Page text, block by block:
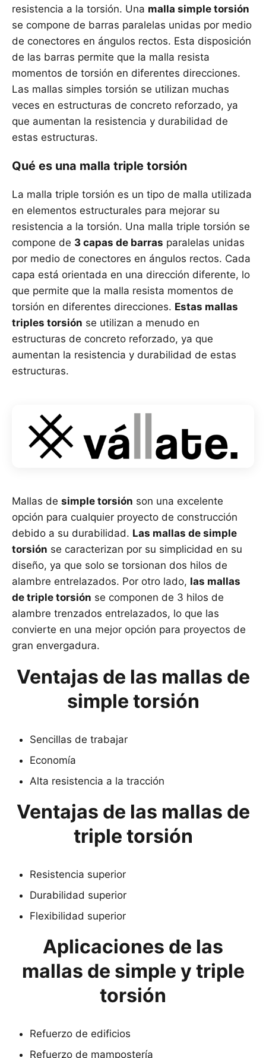
resistencia a la torsión. Una malla simple torsión
se compone de barras paralelas unidas por medio
de conectores en ángulos rectos. Esta disposición
de las barras permite que la malla resista
momentos de torsión en diferentes direcciones.
Las mallas simples torsión se utilizan muchas
veces en estructuras de concreto reforzado, ya
que aumentan la resistencia y durabilidad de
estas estructuras.
Qué es una malla triple torsión
La malla triple torsión es un tipo de malla utilizada
en elementos estructurales para mejorar su
resistencia a la torsión. Una malla triple torsión se
compone de 3 capas de barras paralelas unidas
por medio de conectores en ángulos rectos. Cada
capa está orientada en una dirección diferente, lo
que permite que la malla resista momentos de
torsión en diferentes direcciones. Estas mallas
triples torsión se utilizan a menudo en
estructuras de concreto reforzado, ya que
aumentan la resistencia y durabilidad de estas
estructuras.
Mallas de simple torsión son una excelente
opción para cualquier proyecto de construcción
debido a su durabilidad. Las mallas de simple
torsión se caracterizan por su simplicidad en su
diseño, ya que solo se torsionan dos hilos de
alambre entrelazados. Por otro lado, las mallas
de triple torsión se componen de 3 hilos de
alambre trenzados entrelazados, lo que las
convierte en una mejor opción para proyectos de
gran envergadura.
Ventajas de las mallas de
simple torsión
Sencillas de trabajar
Economía
Alta resistencia a la tracción
Ventajas de las mallas de
triple torsión
Resistencia superior
Durabilidad superior
Flexibilidad superior
Aplicaciones de las
mallas de simple y triple
torsión
Refuerzo de edificios
Refuerzo de mampostería